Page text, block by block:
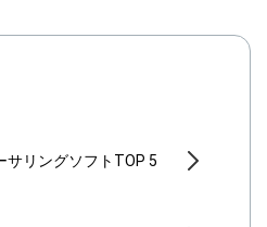
サリングソフトTOP 5